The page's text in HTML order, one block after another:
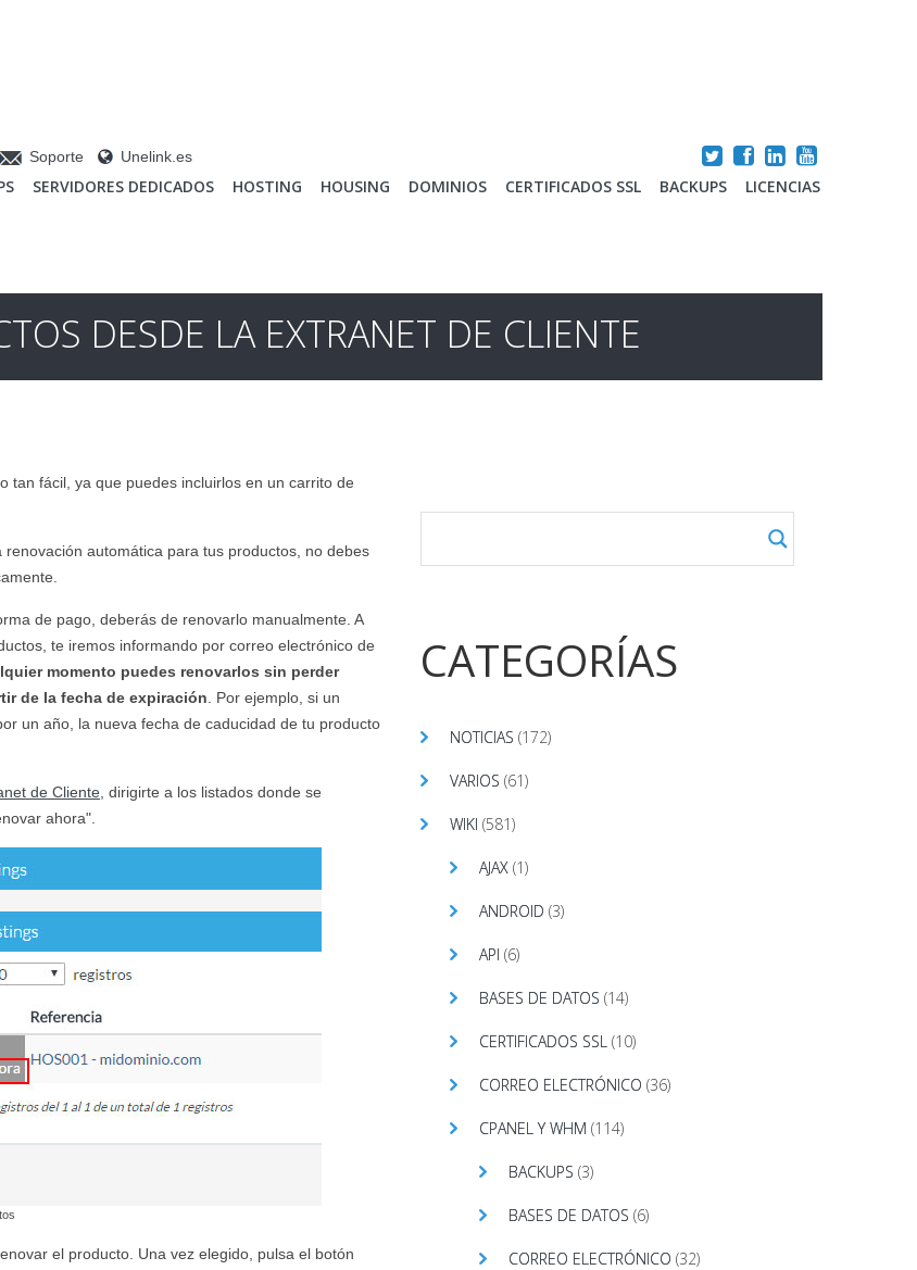
Soporte Unelink.es
SERVIDORES DEDICADOS HOSTING HOUSING DOMINIOS CERTIFICADOS SSL BACKUPS LICENCIAS
DESDE LA EXTRANET DE CLIENTE
tan fácil, ya que puedes incluirlos en un carrito de
automática para tus productos, no debes
de pago, deberás de renovarlo manualmente. A
te iremos informando por correo electrónico de
momento puedes renovarlos sin perder
de la fecha de expiración . Por ejemplo, si un
un año, la nueva fecha de caducidad de tu producto
de Cliente, dirigirte a los listados donde se
ahora".
el producto. Una vez elegido, pulsa el botón
CATEGORÍAS
NOTICIAS (172)
VARIOS (61)
WIKI (581)
AJAX (1)
ANDROID (3)
API (6)
BASES DE DATOS (14)
CERTIFICADOS SSL (10)
CORREO ELECTRÓNICO (36)
CPANEL Y WHM (114)
BACKUPS (3)
BASES DE DATOS (6)
CORREO ELECTRÓNICO (32)